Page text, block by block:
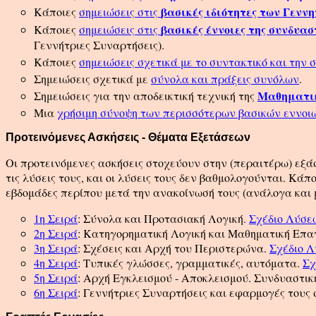
Κάποιες σημειώσεις στις βασικές ιδιότητες των
Κάποιες σημειώσεις στις βασικές έννοιες της
Γεννήτριες Συναρτήσεις).
Κάποιες σημειώσεις σχετικά με το συντακτικό και την
Σημειώσεις σχετικά με σύνολα και πράξεις συνόλων.
Σημειώσεις για την αποδεικτική τεχνική της
Μιαχρήσιμη σύνοψη των περισσότερων βασικών
Προτεινόμενες Ασκήσεις - Θέματα Εξετάσεων
Οι προτεινόμενες ασκήσεις στοχεύουν στην (περαιτέρω)
τις λύσεις τους, και οι λύσεις τους δεν βαθμολογούνται.
εβδομάδες περίπου μετά την ανακοίνωσή τους (ανάλογα
1η Σειρά: Σύνολα και Προτασιακή Λογική. Σχέδιο
2η Σειρά: Κατηγορηματική Λογική και Μαθηματική
3η Σειρά: Σχέσεις και Αρχή του Περιστερώνα. Σχέδιο
4η Σειρά: Τυπικές γλώσσες, γραμματικές, αυτόματα.
5η Σειρά: Αρχή Εγκλεισμού - Αποκλεισμού.
6η Σειρά: Γεννήτριες Συναρτήσεις και εφαρμογές